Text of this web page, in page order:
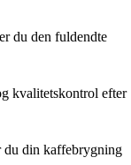
du den fuldendte
kvalitetskontrol efter
du din kaffebrygning